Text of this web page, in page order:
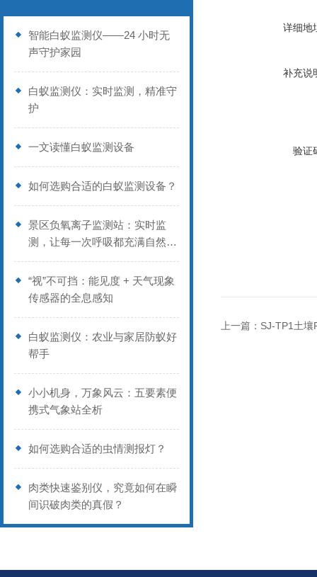
智能白蚁监测仪——24 小时无
声守护家园
白蚁监测仪：实时监测，精准守
护
一文读懂白蚁监测设备
如何选购合适的白蚁监测设备？
景区负氧离子监测站：实时监
测，让每一次呼吸都充满自然味
道
“视”不可挡：能见度 + 天气现象
传感器的全息感知
白蚁监测仪：农业与家居防蚁好
帮手
小小机身，万象风云：五要素便
携式气象站全析
如何选购合适的虫情测报灯？
肉类快速鉴别仪，究竟如何在瞬
间识破肉类的真假？
详细地
补充说
验证
上一篇： SJ-TP1土壤